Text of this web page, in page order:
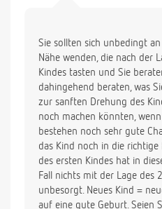
Sie sollten sich unbedingt
Nähe wenden, die nach der
Kindes tasten und Sie
dahingehend beraten, was
zur sanften Drehung des
noch machen könnten,
bestehen noch sehr gute
das Kind noch in die
des ersten Kindes hat in
Fall nichts mit der Lage des
unbesorgt. Neues Kind =
auf eine gute Geburt. Seien